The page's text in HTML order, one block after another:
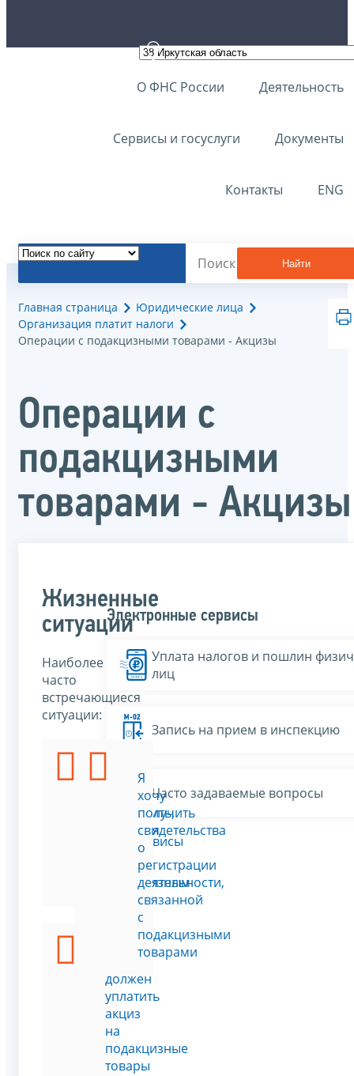
О ФНС России Деятельность
Сервисы и госуслуги Документы
Контакты ENG
Найти
Главная страница
Юридические лица
Организация платит налоги
Операции с подакцизными товарами - Акцизы
Операции с
подакцизными
товарами - Акцизы
Жизненные
ситуации
Наиболее
часто
встречающиеся
ситуации:
Я
проверить,
является
товар
подакцизным
должен
уплатить
акциз
на
подакцизные
товары
Я
хочу
получить
свидетельства
о
регистрации
деятельности,
связанной
с
подакцизными
товарами
Электронные сервисы
Уплата налогов и пошлин
лиц
Запись на прием в инспекцию
Часто задаваемые вопросы
Все сервисы